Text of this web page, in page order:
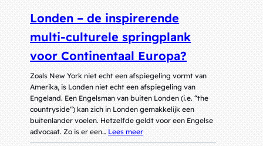
Londen – de inspirerende
multi-culturele springplank
voor Continentaal Europa?
Zoals New York niet echt een afspiegeling vormt van
Amerika, is Londen niet echt een afspiegeling van
Engeland. Een Engelsman van buiten Londen (i.e. “the
countryside“) kan zich in Londen gemakkelijk een
buitenlander voelen. Hetzelfde geldt voor een Engelse
advocaat. Zo is er een… Lees meer